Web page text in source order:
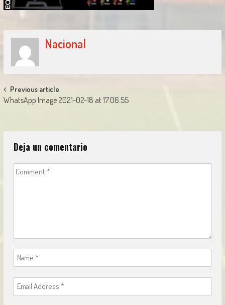
Nacional
Post
navigation
Previous article
WhatsApp Image 2021-02-18 at 17.06.55
Deja un comentario